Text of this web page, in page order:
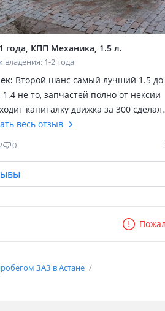
года, КПП Механика, 1.5 л.
владения: 1-2 года
Второй шанс самый лучший 1.5 до
не то, запчастей полно от нексии
капиталку движка за 300 сделал
довезет оо точки а в точку б даже
в двигателе безотказная как автомат
покупать дорогое авто не
механике и стоит 1 млн я добавил 500
полностью прокачал
весь отзыв
0
ЗАЗ в Астане